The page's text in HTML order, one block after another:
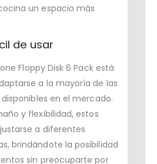
un espacio más
de usar
Floppy Disk 6 Pack está
a la mayoría de las
en el mercado.
y flexibilidad, estos
a diferentes
brindándote la posibilidad
sin preocuparte por